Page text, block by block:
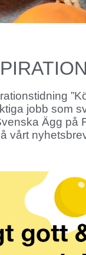
jobb som
Ägg på
vårt